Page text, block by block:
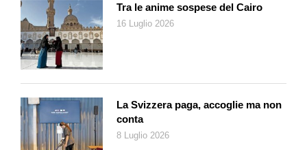
Tra le anime sospese del Cairo
16 Luglio 2026
La Svizzera paga, accoglie ma non
conta
8 Luglio 2026